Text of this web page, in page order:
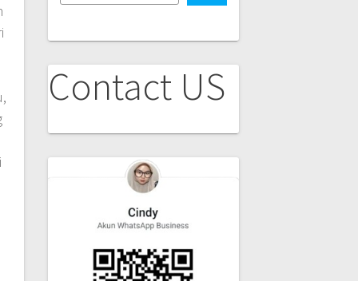
Contact US